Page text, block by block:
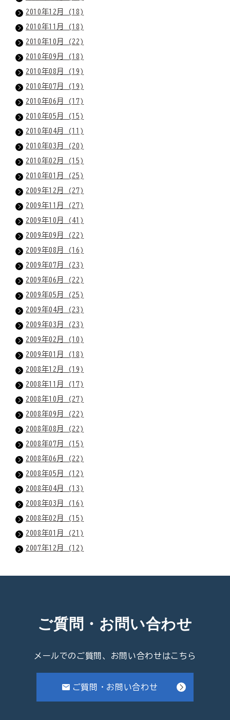
2010年12月 (18)
2010年11月 (18)
2010年10月 (22)
2010年09月 (18)
2010年08月 (19)
2010年07月 (19)
2010年06月 (17)
2010年05月 (15)
2010年04月 (11)
2010年03月 (20)
2010年02月 (15)
2010年01月 (25)
2009年12月 (27)
2009年11月 (27)
2009年10月 (41)
2009年09月 (22)
2009年08月 (16)
2009年07月 (23)
2009年06月 (22)
2009年05月 (25)
2009年04月 (23)
2009年03月 (23)
2009年02月 (10)
2009年01月 (18)
2008年12月 (19)
2008年11月 (17)
2008年10月 (27)
2008年09月 (22)
2008年08月 (22)
2008年07月 (15)
2008年06月 (22)
2008年05月 (12)
2008年04月 (13)
2008年03月 (16)
2008年02月 (15)
2008年01月 (21)
2007年12月 (12)
ご質問・お問い合わせ
メールでのご質問、お問い合わせはこちら
ご質問・お問い合わせ